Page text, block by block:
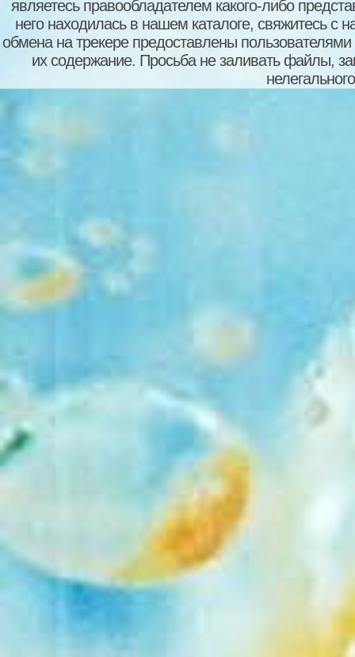
являетесь правообладателем какого-либо
него находилась в нашем каталоге, свяжитесь
обмена на трекере предоставлены пользователями
их содержание. Просьба не заливать файлы,